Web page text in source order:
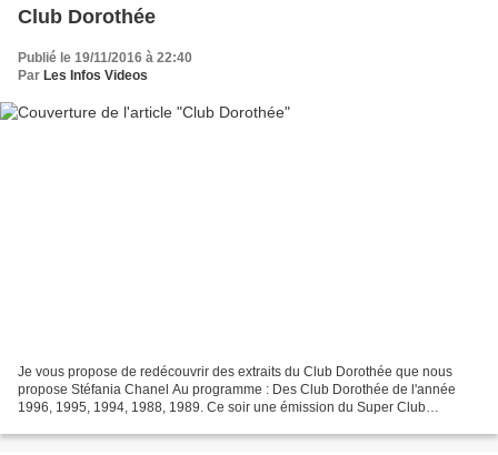
Club Dorothée
Publié le 19/11/2016 à 22:40
Par Les Infos Videos
Je vous propose de redécouvrir des extraits du Club Dorothée que nous
propose Stéfania Chanel Au programme : Des Club Dorothée de l'année
1996, 1995, 1994, 1988, 1989. Ce soir une émission du Super Club